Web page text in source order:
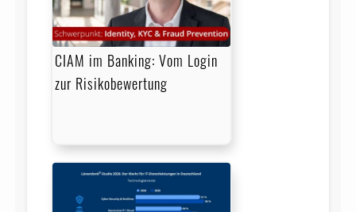
CIAM im Banking: Vom Login
zur Risikobewertung